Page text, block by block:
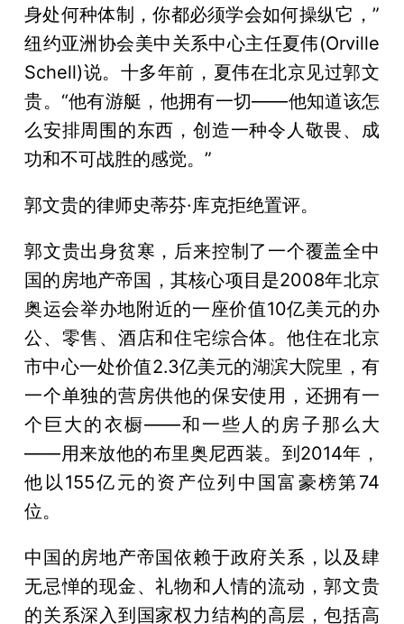
身处何种体制，你都必须学会如何操纵它，”
纽约亚洲协会美中关系中心主任夏伟(Orville
Schell)说。十多年前，夏伟在北京见过郭文
贵。“他有游艇，他拥有一切——他知道该怎
么安排周围的东西，创造一种令人敬畏、成
功和不可战胜的感觉。”
郭文贵的律师史蒂芬·库克拒绝置评。
郭文贵出身贫寒，后来控制了一个覆盖全中
国的房地产帝国，其核心项目是2008年北京
奥运会举办地附近的一座价值10亿美元的办
公、零售、酒店和住宅综合体。他住在北京
市中心一处价值2.3亿美元的湖滨大院里，有
一个单独的营房供他的保安使用，还拥有一
个巨大的衣橱——和一些人的房子那么大
——用来放他的布里奥尼西装。到2014年，
他以155亿元的资产位列中国富豪榜第74
位。
中国的房地产帝国依赖于政府关系，以及肆
无忌惮的现金、礼物和人情的流动，郭文贵
的关系深入到国家权力结构的高层，包括高